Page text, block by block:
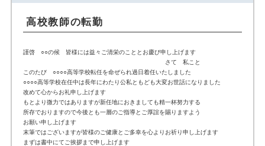
高校教師の転勤
謹啓 ○○の候 皆様には益々ご清栄のこととお慶び申し上げます
さて 私こと
このたび ○○○○高等学校転任を命ぜられ過日着任いたしました
○○○○高等学校在任中は長年にわたり公私ともども大変お世話になりました
改めて心からお礼申し上げます
もとより微力ではありますが新任地におきましても精一杯努力する
所存でおりますので今後とも一層のご指導とご厚誼を賜りますよう
お願い申し上げます
末筆ではございますが皆様のご健康とご多幸を心よりお祈り申し上げます
まずは書中にてご挨拶まで申し上げます